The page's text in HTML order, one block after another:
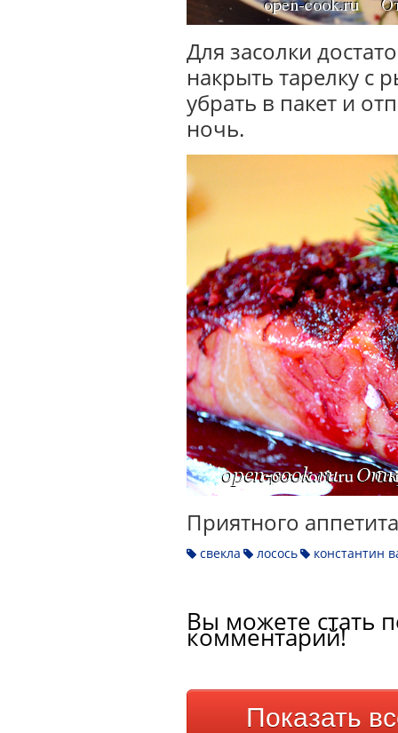
Для засолки
накрыть тарелку
убрать в пакет и
ночь.
Приятного
свекла лосось константин
Вы можете стать
комментарий!
Показать